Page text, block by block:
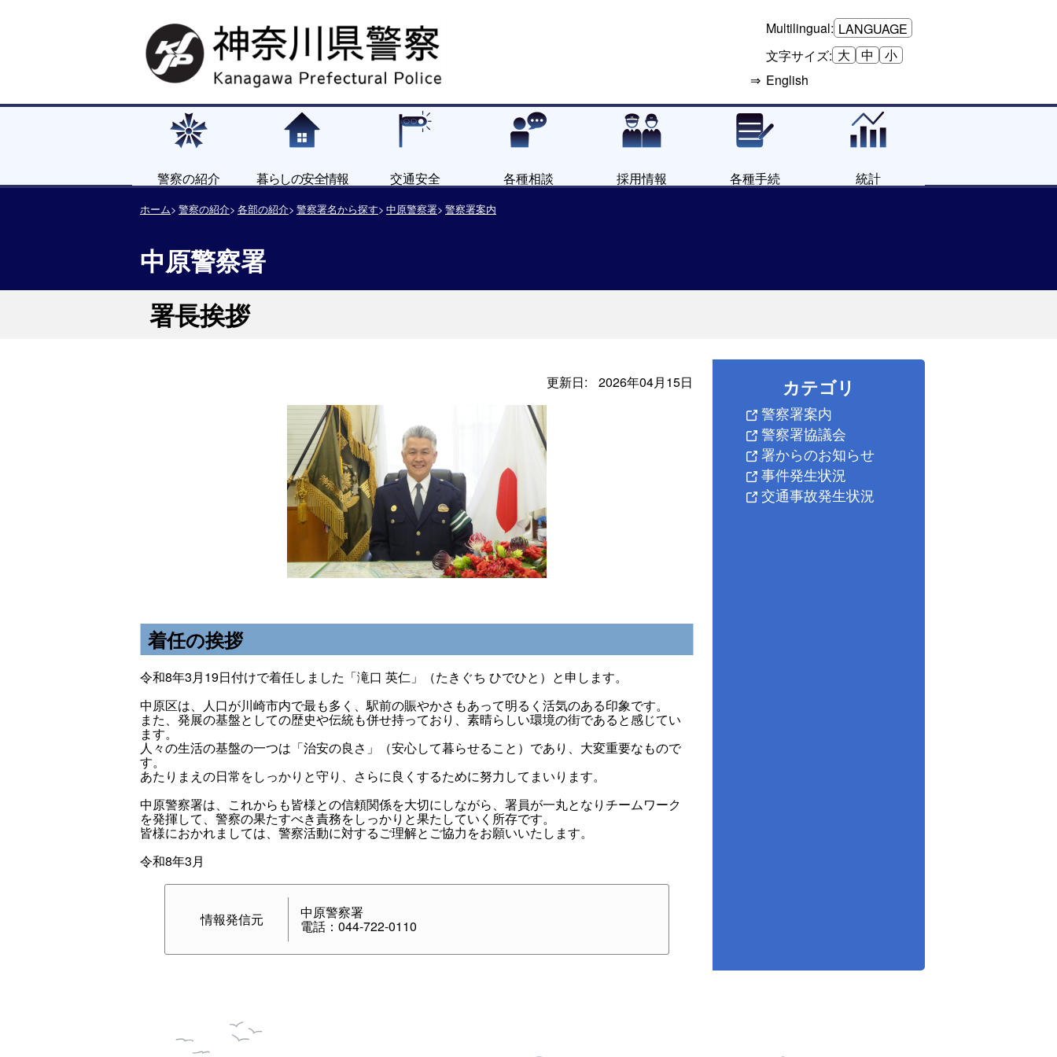
Multilingual: LANGUAGE
文字サイズ: 大 中
小
English
警察の紹介 暮らしの安全情報 交通安全 各種相談 採用情報 各種手続 統計
ホーム 警察の紹介 各部の紹介 警察署名から探す 中原警察署 警察署案内
中原警察署
署長挨拶
更新日: 2026年04月15日
着任の挨拶
令和8年3月19日付けで着任しました「滝口 英仁」（たきぐち ひでひと）と申します。
中原区は、人口が川崎市内で最も多く、駅前の賑やかさもあって明るく活気のある印象です。
また、発展の基盤としての歴史や伝統も併せ持っており、素晴らしい環境の街であると感じてい
ます。
人々の生活の基盤の一つは「治安の良さ」（安心して暮らせること）であり、大変重要なもので
す。
あたりまえの日常をしっかりと守り、さらに良くするために努力してまいります。
中原警察署は、これからも皆様との信頼関係を大切にしながら、署員が一丸となりチームワーク
を発揮して、警察の果たすべき責務をしっかりと果たしていく所存です。
皆様におかれましては、警察活動に対するご理解とご協力をお願いいたします。
令和8年3月
情報発信元 中原警察署
電話：044-722-0110
カテゴリ
警察署案内
警察署協議会
署からのお知らせ
事件発生状況
交通事故発生状況